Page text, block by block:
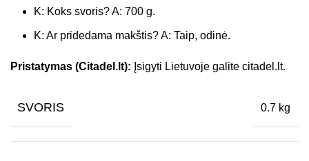
K: Koks svoris? A: 700 g.
K: Ar pridedama makštis? A: Taip, odinė.
Pristatymas (Citadel.lt): Įsigyti Lietuvoje galite citadel.lt.
SVORIS 0.7 kg